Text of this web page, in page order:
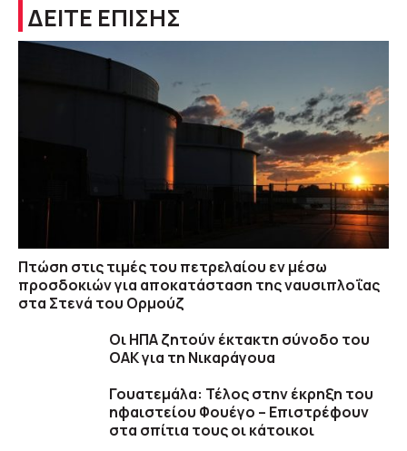
ΔΕΙΤΕ ΕΠΙΣΗΣ
Πτώση στις τιμές του πετρελαίου εν μέσω
προσδοκιών για αποκατάσταση της ναυσιπλοΐας
στα Στενά του Ορμούζ
Οι ΗΠΑ ζητούν έκτακτη σύνοδο του
ΟΑΚ για τη Νικαράγουα
Γουατεμάλα: Τέλος στην έκρηξη του
ηφαιστείου Φουέγο – Επιστρέφουν
στα σπίτια τους οι κάτοικοι